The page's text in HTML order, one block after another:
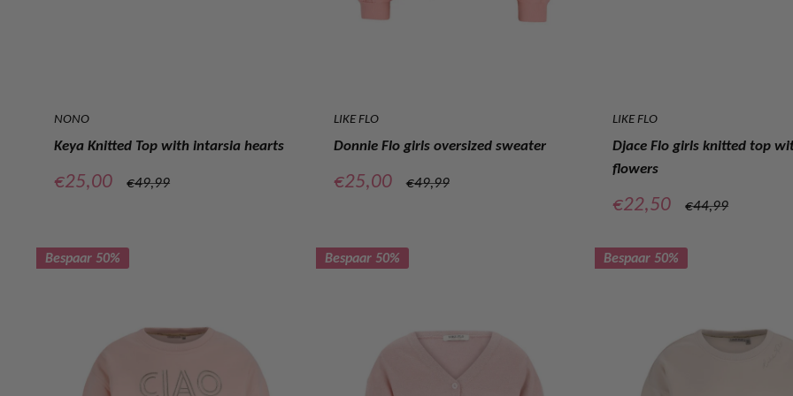
NONO
Keya Knitted Top with intarsia hearts
Verkoopprijs
€25,00
Normale
€49,99
LIKE FLO
Donnie Flo girls oversized sweater
Verkoopprijs
€25,00
Normale
€49,99
LIKE FLO
Djace Flo girls knitted top
flowers
Verkoopprijs
€22,50
Normale
€44,99
Bespaar 50% Bespaar 50% Bespaar 50%